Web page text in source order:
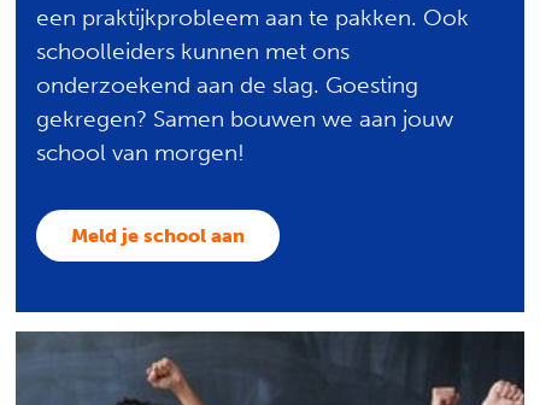
een praktijkprobleem aan te pakken. Ook
schoolleiders kunnen met ons
onderzoekend aan de slag. Goesting
gekregen? Samen bouwen we aan jouw
school van morgen!
Meld je school aan